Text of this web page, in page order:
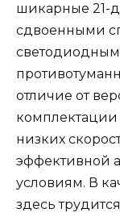
шикарные 21-
сдвоенными
отличие от
комплектации
низких
эффективной
условиям. В
здесь